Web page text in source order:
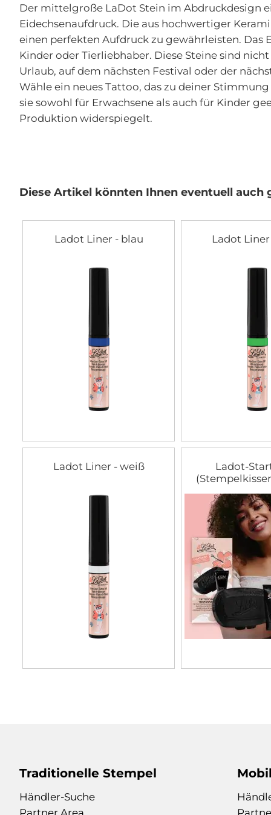
Bildgalerie
springen
Der mittelgroße LaDot Stein im Abdruckdesign
Eidechsenaufdruck. Die aus hochwertiger
einen perfekten Aufdruck zu gewährleisten. Das
Kinder oder Tierliebhaber. Diese Steine sind
Urlaub, auf dem nächsten Festival oder der
Wähle ein neues Tattoo, das zu deiner
sie sowohl für Erwachsene als auch für Kinder
Produktion widerspiegelt.
Diese Artikel könnten Ihnen eventuell auch
Ladot Liner - blau Ladot
Ladot Liner - weiß
Ladot-
Traditionelle Stempel
Händler-Suche
Partner Area